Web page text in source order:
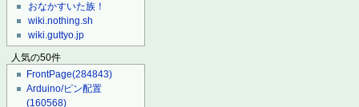
おなかすいた族！
wiki.nothing.sh
wiki.guttyo.jp
人気の50件
FrontPage(284843)
Arduino/ピン配置
(160568)